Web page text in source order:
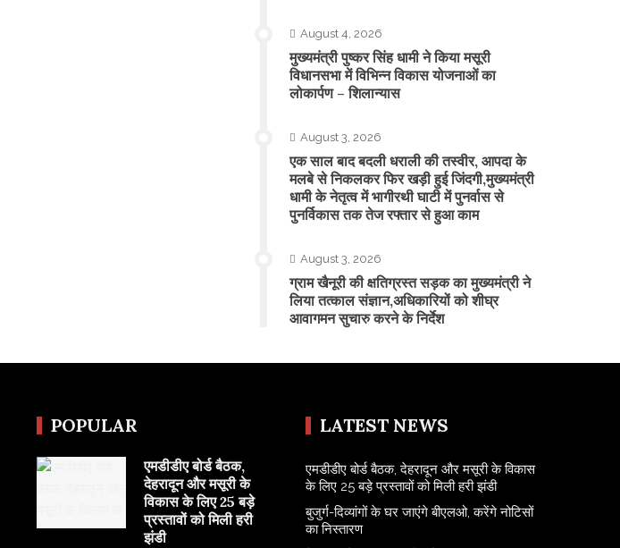
August 4, 2026
मुख्यमंत्री पुष्कर सिंह धामी ने किया मसूरी
विधानसभा में विभिन्न विकास योजनाओं का
लोकार्पण – शिलान्यास
August 3, 2026
एक साल बाद बदली धराली की तस्वीर, आपदा के
मलबे से निकलकर फिर खड़ी हुई जिंदगी,मुख्यमंत्री
धामी के नेतृत्व में भागीरथी घाटी में पुनर्वास से
पुनर्विकास तक तेज रफ्तार से हुआ काम
August 3, 2026
ग्राम खैनूरी की क्षतिग्रस्त सड़क का मुख्यमंत्री ने
लिया तत्काल संज्ञान,अधिकारियों को शीघ्र
आवागमन सुचारु करने के निर्देश
POPULAR
एमडीडीए बोर्ड बैठक,
देहरादून और मसूरी के
विकास के लिए 25 बड़े
प्रस्तावों को मिली हरी
झंडी
LATEST NEWS
एमडीडीए बोर्ड बैठक, देहरादून और मसूरी के विकास
के लिए 25 बड़े प्रस्तावों को मिली हरी झंडी
बुजुर्ग-दिव्यांगों के घर जाएंगे बीएलओ, करेंगे नोटिसों
का निस्तारण